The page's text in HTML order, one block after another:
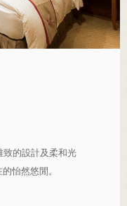
致的設計及柔和光
怡然悠閒。